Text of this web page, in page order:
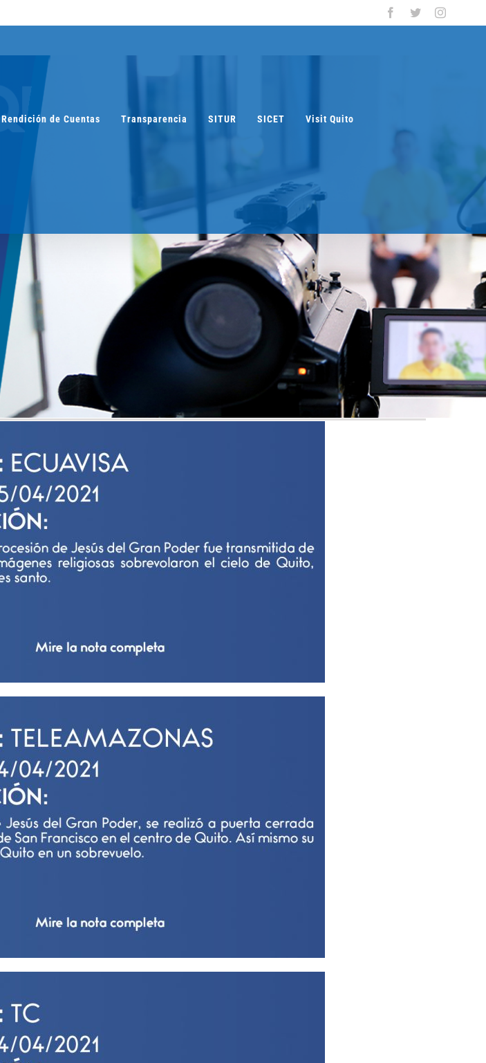
Facebook
Twitter
Rendición de Cuentas Transparencia SITUR SICET Visit Quito